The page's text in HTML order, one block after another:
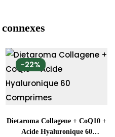
-22%
Dietaroma Collagene + CoQ10 +
Acide Hyaluronique 60